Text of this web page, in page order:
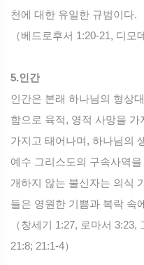
천에 대한 유일한 규범이다.
（베드로후서 1:20-21, 디모
5.인간
인간은 본래 하나님의 형상
함으로 육적, 영적 사망을
가지고 태어나며, 하나님의
예수 그리스도의 구속사역
개하지 않는 불신자는 의식
들은 영원한 기쁨과 복락 속
（창세기 1:27, 로마서
21:8; 21:1-4）